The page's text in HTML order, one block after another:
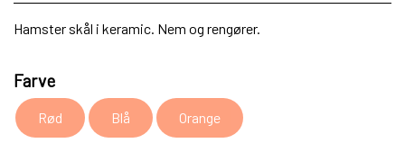
Hamster skål i keramic. Nem og rengører.
Farve
Rød Blå Orange